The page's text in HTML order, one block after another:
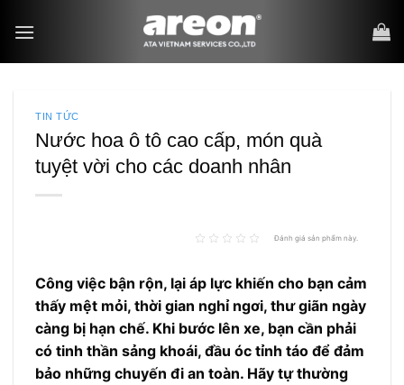
qua
TIN TỨC
Nước hoa ô tô cao cấp, món quà
tuyệt vời cho các doanh nhân
Đánh giá sản phẩm này.
Công việc bận rộn, lại áp lực khiến cho bạn cảm
thấy mệt mỏi, thời gian nghỉ ngơi, thư giãn ngày
càng bị hạn chế. Khi bước lên xe, bạn cần phải
có tinh thần sảng khoái, đầu óc tỉnh táo để đảm
bảo những chuyến đi an toàn. Hãy tự thường